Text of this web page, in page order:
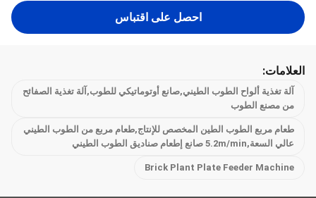
احصل على اقتباس
العلامات:
آلة تغذية ألواح الطوب الطيني,صانع أوتوماتيكي للطوب,آلة تغذية الصفائح
من مصنع الطوب
طعام مربع الطوب الطين المخصص للإنتاج,طعام مربع من الطوب الطيني
عالي السعة,5.2m/min صانع إطعام صناديق الطوب الطيني
Brick Plant Plate Feeder Machine